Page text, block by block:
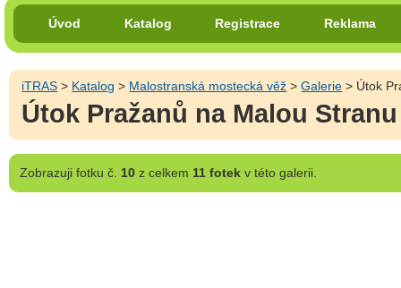
Úvod Katalog Registrace Reklama
iTRAS > Katalog > Malostranská mostecká věž >Galerie > Útok
Útok Pražanů na Malou
Zobrazujifotku č. 10z celkem 11 fotekv této galerii.